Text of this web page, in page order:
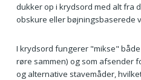
dukker op i krydsord med alt fra
obskure eller bøjningsbaserede
I krydsord fungerer "mikse"
røre sammen) og som afsender
og alternative stavemåder,